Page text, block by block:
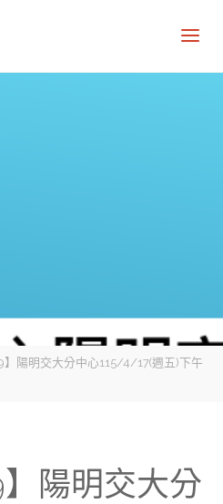
】陽明交大分中心115/4/17(週五)下午
】陽明交大分